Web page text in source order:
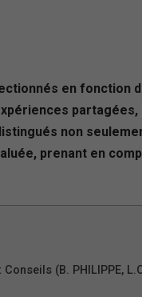
en fonction
non
prenant en
(B. PHILIPPE,